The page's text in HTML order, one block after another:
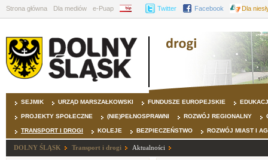
Strona główna Dla mediów e-Puap BIP Twitter Facebook Dla
SEJMIK URZĄD MARSZAŁKOWSKI FUNDUSZE EUROPEJSKIE
PROJEKTY SPOŁECZNE (NIE)PEŁNOSPRAWNI ROZWÓJ REGIONALNY
TRANSPORT I DROGI KOLEJE BEZPIECZEŃSTWO ROZWÓJ MIAST I
DOLNY ŚLĄSK Transport i drogi Aktualności